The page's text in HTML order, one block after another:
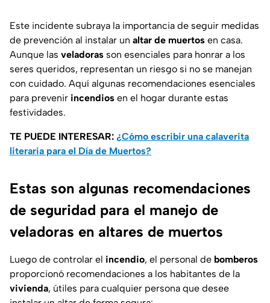
Este incidente subraya la importancia de seguir medidas
de prevención al instalar un altar de muertos en casa.
Aunque las veladoras son esenciales para honrar a los
seres queridos, representan un riesgo si no se manejan
con cuidado. Aquí algunas recomendaciones esenciales
para prevenir incendios en el hogar durante estas
festividades.
TE PUEDE INTERESAR: ¿Cómo escribir una calaverita
literaria para el Día de Muertos?
Estas son algunas recomendaciones
de seguridad para el manejo de
veladoras en altares de muertos
Luego de controlar el incendio, el personal de bomberos
proporcionó recomendaciones a los habitantes de la
vivienda, útiles para cualquier persona que desee